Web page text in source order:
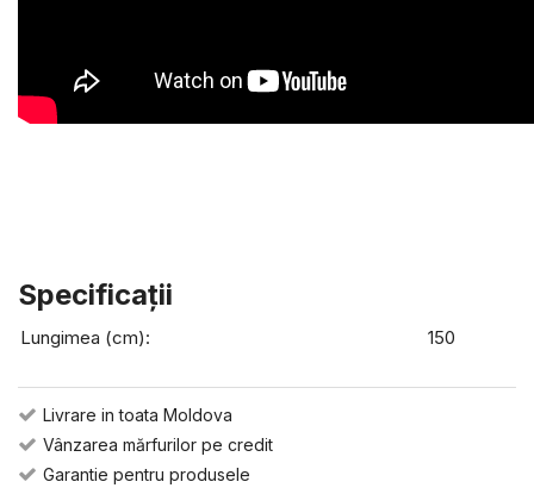
Specificaţii
Lungimea (cm): 150
Livrare in toata Moldova
Vânzarea mărfurilor pe credit
Garantie pentru produsele